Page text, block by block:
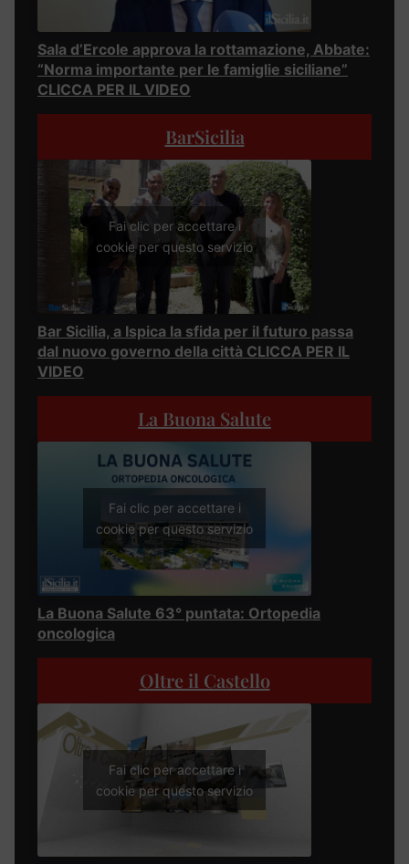
Sala d’Ercole approva la rottamazione, Abbate:
“Norma importante per le famiglie siciliane”
CLICCA PER IL VIDEO
BarSicilia
Fai clic per accettare i
cookie per questo servizio
Bar Sicilia, a Ispica la sfida per il futuro passa
dal nuovo governo della città CLICCA PER IL
VIDEO
La Buona Salute
Fai clic per accettare i
cookie per questo servizio
La Buona Salute 63° puntata: Ortopedia
oncologica
Oltre il Castello
Fai clic per accettare i
cookie per questo servizio